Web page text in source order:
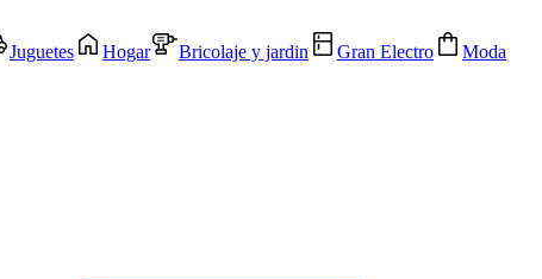
Juguetes Hogar Bricolaje y jardin Gran Electro Moda